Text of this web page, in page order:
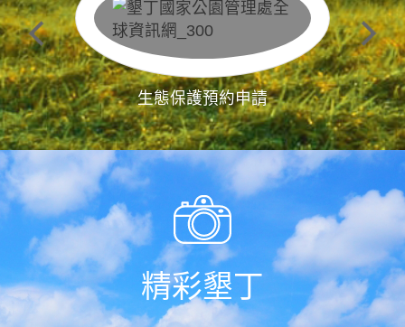
生態保護預約申請
精彩墾丁